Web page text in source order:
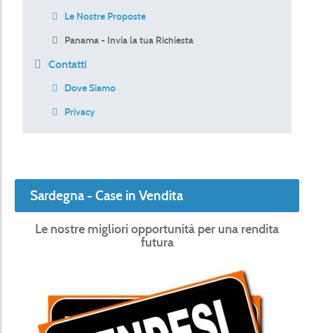
Le Nostre Proposte
Panama - Invia la tua Richiesta
Contatti
Dove Siamo
Privacy
Sardegna - Case in Vendita
Le nostre migliori opportunità per una rendita
futura